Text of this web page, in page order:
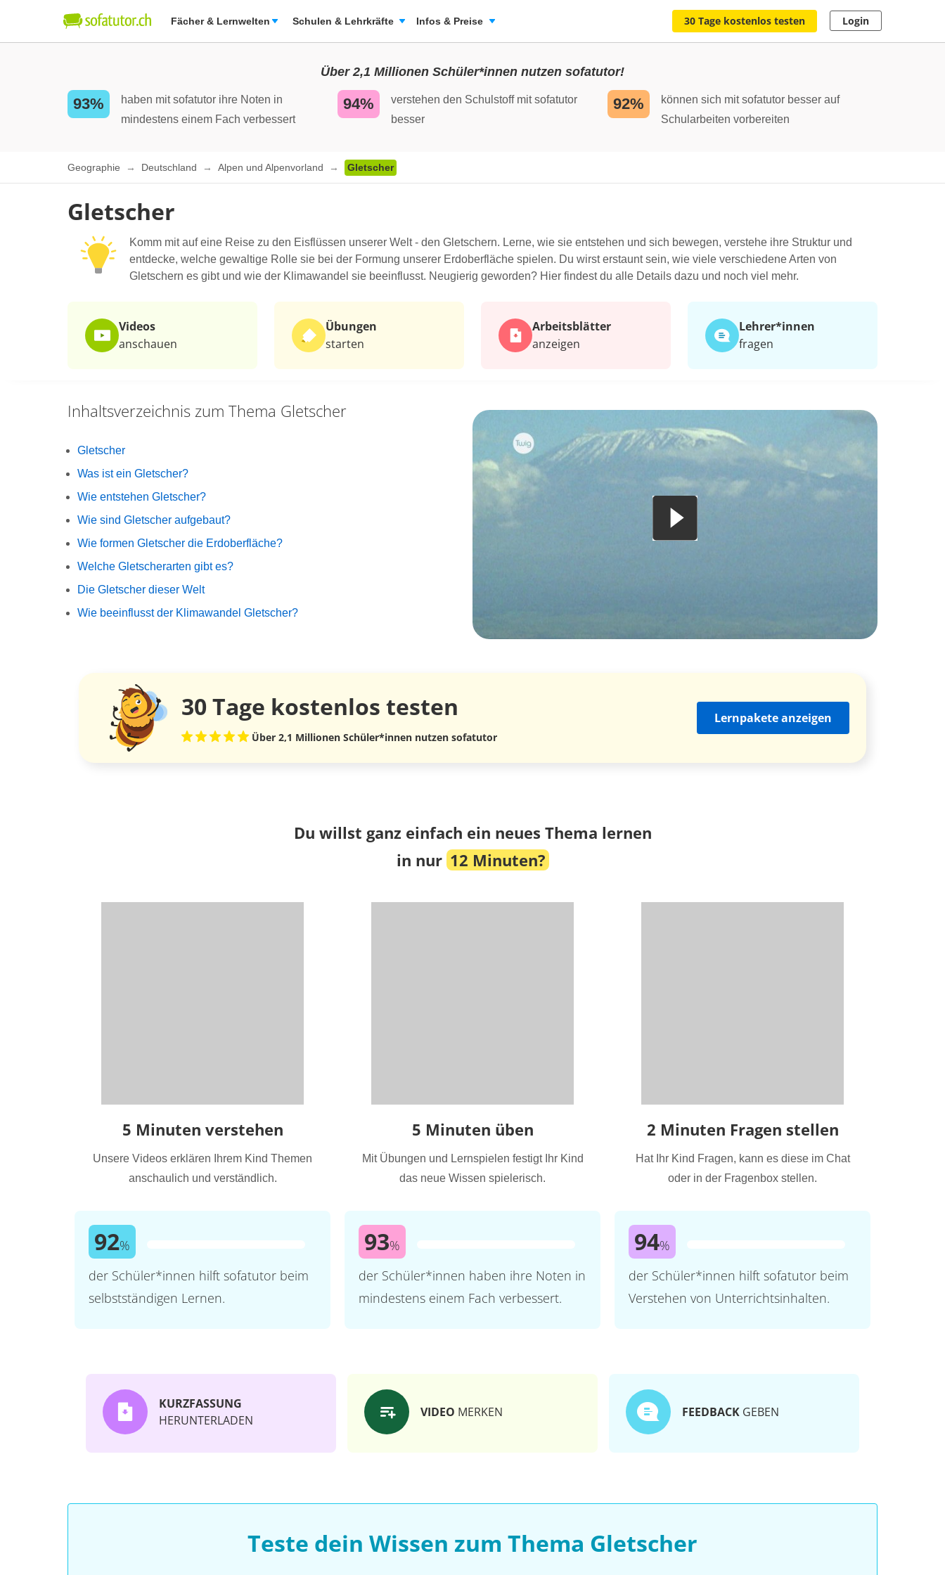
Fächer & Lernwelten Schulen & Lehrkräfte Infos & Preise 30 Tage kostenlos testen Login
Über 2,1 Millionen Schüler*innen nutzen sofatutor!
93%
haben mit sofatutor ihre Noten in
mindestens einem Fach verbessert
94%
verstehen den Schulstoff mit sofatutor
besser
92%
können sich mit sofatutor besser auf
Schularbeiten vorbereiten
Geographie Deutschland Alpen und Alpenvorland Gletscher
Gletscher
Komm mit auf eine Reise zu den Eisflüssen unserer Welt - den Gletschern. Lerne, wie sie entstehen und sich bewegen, verstehe ihre Struktur und
entdecke, welche gewaltige Rolle sie bei der Formung unserer Erdoberfläche spielen. Du wirst erstaunt sein, wie viele verschiedene Arten von
Gletschern es gibt und wie der Klimawandel sie beeinflusst. Neugierig geworden? Hier findest du alle Details dazu und noch viel mehr.
Videos
anschauen
Übungen
starten
Arbeits­blätter
anzeigen
Lehrer*​innen
fragen
Inhaltsverzeichnis zum Thema Gletscher
Gletscher
Was ist ein Gletscher?
Wie entstehen Gletscher?
Wie sind Gletscher aufgebaut?
Wie formen Gletscher die Erdoberfläche?
Welche Gletscherarten gibt es?
Die Gletscher dieser Welt
Wie beeinflusst der Klimawandel Gletscher?
30 Tage kostenlos testen
Über 2,1 Millionen Schüler*innen nutzen sofatutor
Lernpakete anzeigen
Du willst ganz einfach ein neues Thema lernen
in nur 12 Minuten?
5 Minuten verstehen
Unsere Videos erklären Ihrem Kind Themen
anschaulich und verständlich.
92%
der Schüler*innen hilft sofatutor beim
selbstständigen Lernen.
5 Minuten üben
Mit Übungen und Lernspielen festigt Ihr Kind
das neue Wissen spielerisch.
93%
der Schüler*innen haben ihre Noten in
mindestens einem Fach verbessert.
2 Minuten Fragen stellen
Hat Ihr Kind Fragen, kann es diese im Chat
oder in der Fragenbox stellen.
94%
der Schüler*innen hilft sofatutor beim
Verstehen von Unterrichtsinhalten.
KURZFASSUNG
HERUNTERLADEN
VIDEO MERKEN FEEDBACK GEBEN
Teste dein Wissen zum Thema Gletscher